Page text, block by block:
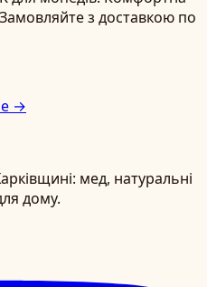
Замовляйте з доставкою по
→
мед, натуральні
дому.